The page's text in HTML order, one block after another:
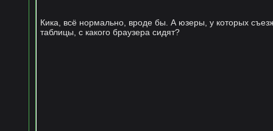
Кика, всё нормально, вроде бы. А юзеры, у которых
таблицы, с какого браузера сидят?